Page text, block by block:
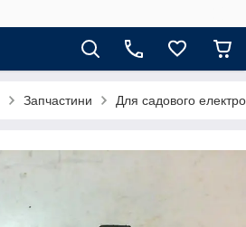
Запчастини Для садового